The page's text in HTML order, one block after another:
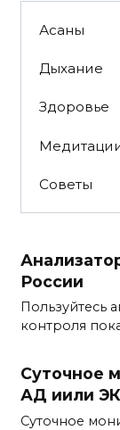
Асаны
Дыхание
Здоровье
Советы
России
Пользуйтесь
контроля
Суточное
АД иили
Суточное